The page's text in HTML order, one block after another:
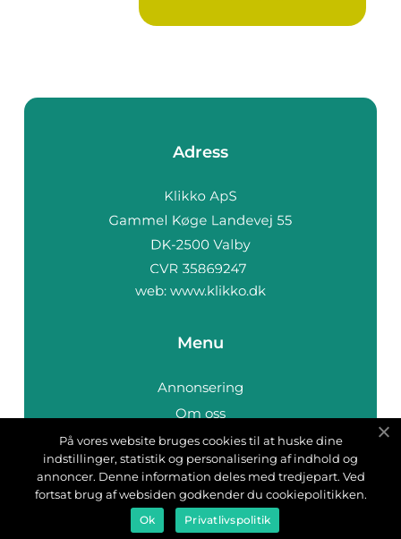
Adress
web: www.klikko.dk
Menu
Annonsering
Om oss
Cookies
Kontakta oss
Sitemap
På vores website bruges cookies til at huske dine
indstillinger, statistik og personalisering af indhold og
annoncer. Denne information deles med tredjepart. Ved
fortsat brug af websiden godkender du cookiepolitikken.
Ok Privatlivspolitik